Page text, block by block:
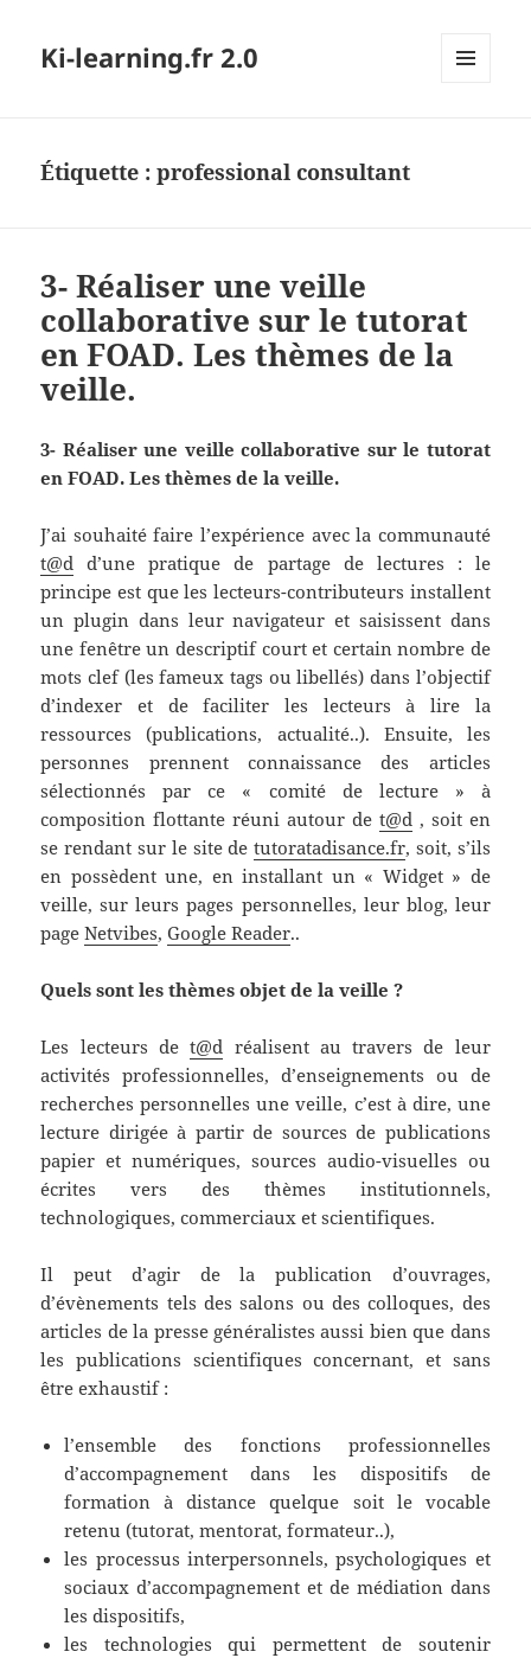
Ki-learning.fr 2.0
Étiquette :professional consultant
3- Réaliser une veille
collaborative sur le tutorat
en FOAD. Les thèmes de la
veille.
3- Réaliser une veille collaborative sur le tutorat
en FOAD. Les thèmes de la veille.
J’ai souhaité faire l’expérience avec la communauté
t@d d’une pratique de partage de lectures : le
principe est que les lecteurs-contributeurs installent
un plugin dans leur navigateur et saisissent dans
une fenêtre un descriptif court et certain nombre de
mots clef (les fameux tags ou libellés) dans l’objectif
d’indexer et de faciliter les lecteurs à lire la
ressources (publications, actualité..). Ensuite, les
personnes prennent connaissance des articles
sélectionnés par ce « comité de lecture » à
composition flottante réuni autour de t@d, soit en
se rendant sur le site detutoratadisance.fr, soit, s’ils
en possèdent une, en installant un « Widget » de
veille, sur leurs pages personnelles, leur blog, leur
pageNetvibes,Google Reader..
Quels sont les thèmes objet de la veille ?
Les lecteurs det@d réalisent au travers de leur
activités professionnelles, d’enseignements ou de
recherches personnelles une veille, c’est à dire, une
lecture dirigée à partir de sources de publications
papier et numériques, sources audio-visuelles ou
écrites vers des thèmes institutionnels,
technologiques, commerciaux et scientifiques.
Il peut d’agir de la publication d’ouvrages,
d’évènements tels des salons ou des colloques, des
articles de la presse généralistes aussi bien que dans
les publications scientifiques concernant, et sans
être exhaustif :
l’ensemble des fonctions professionnelles
d’accompagnement dans les dispositifs de
formation à distance quelque soit le vocable
retenu (tutorat, mentorat, formateur..),
les processus interpersonnels, psychologiques et
sociaux d’accompagnement et de médiation dans
les dispositifs,
les technologies qui permettent de soutenir